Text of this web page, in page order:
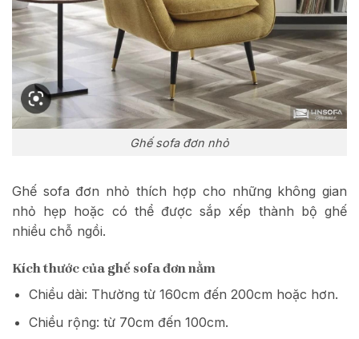
Ghế sofa đơn nhỏ
Ghế sofa đơn nhỏ thích hợp cho những không gian
nhỏ hẹp hoặc có thể được sắp xếp thành bộ ghế
nhiều chỗ ngồi.
Kích thước của ghế sofa đơn nằm
Chiều dài: Thường từ 160cm đến 200cm hoặc hơn.
Chiều rộng: từ 70cm đến 100cm.